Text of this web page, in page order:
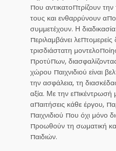
που αντικατοπτρίζουν
τους και ενθαρρύνουν
συμμετέχουν. Η
περιλαμβάνει λεπτομερείς
τρισδιάστατη
προτύπων,
χώρου παιχνιδιού είναι
την ασφάλεια, τη
αξία. Με την επικέντρωσή
απαιτήσεις κάθε έργου,
παιχνιδιού που όχι μόνο
προωθούν τη σωματική
παιδιών.